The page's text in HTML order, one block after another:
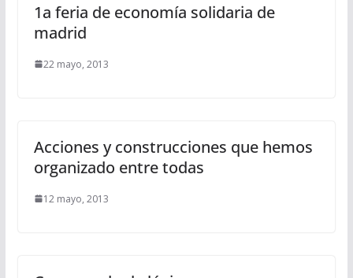
1a feria de economía solidaria de
madrid
22 mayo, 2013
Acciones y construcciones que hemos
organizado entre todas
12 mayo, 2013